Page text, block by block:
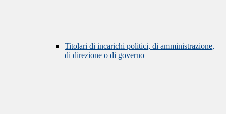
Titolari di incarichi politici, di amministrazione,
di direzione o di governo